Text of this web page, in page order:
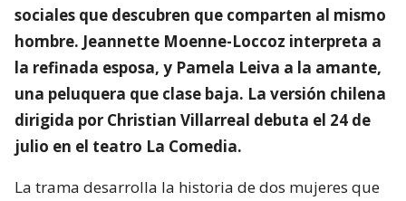
sociales que descubren que comparten al mismo
hombre. Jeannette Moenne-Loccoz interpreta a
la refinada esposa, y Pamela Leiva a la amante,
una peluquera que clase baja. La versión chilena
dirigida por Christian Villarreal debuta el 24 de
julio en el teatro La Comedia.
La trama desarrolla la historia de dos mujeres que